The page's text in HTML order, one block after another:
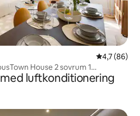
4,7 av 5 i
4,7 (86)
House 2 sovrum 1
luftkonditionering